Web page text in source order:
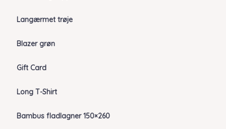
Langærmet trøje
Blazer grøn
Gift Card
Long T-Shirt
Bambus fladlagner 150×260